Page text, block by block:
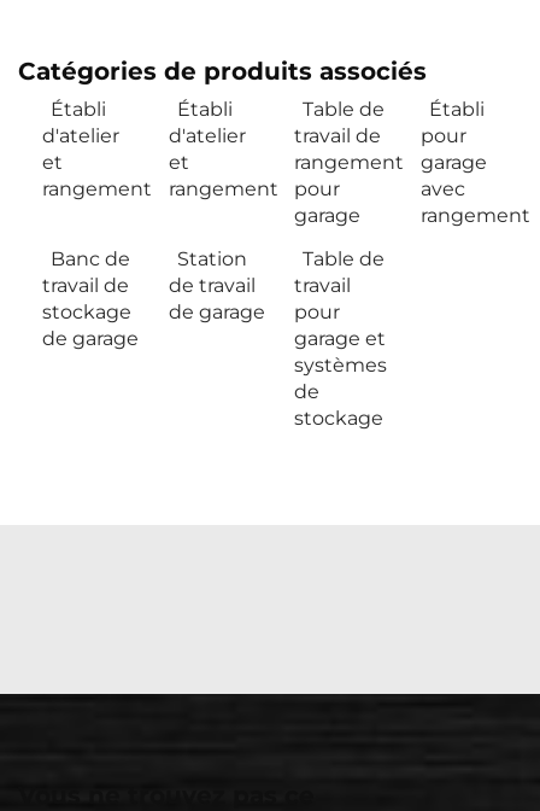
Catégories de produits associés
Établi
d'atelier
et
rangement
Établi
d'atelier
et
rangement
Table de
travail de
rangement
pour
garage
Établi
pour
garage
avec
rangement
Banc de
travail de
stockage
de garage
Station
de travail
de garage
Table de
travail
pour
garage et
systèmes
de
stockage